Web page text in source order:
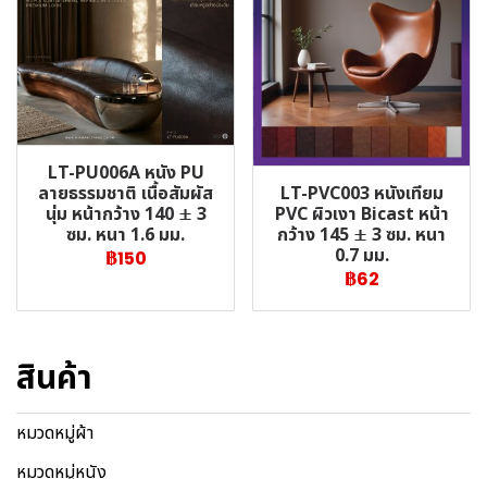
LT-PU006A หนัง PU
ลายธรรมชาติ เนื้อสัมผัส
นุ่ม หน้ากว้าง 140 ± 3
ซม. หนา 1.6 มม.
฿150
LT-PVC003 หนังเทียม
PVC ผิวเงา Bicast หน้า
กว้าง 145 ± 3 ซม. หนา
0.7 มม.
฿62
สินค้า
หมวดหมู่ผ้า
หมวดหมู่หนัง